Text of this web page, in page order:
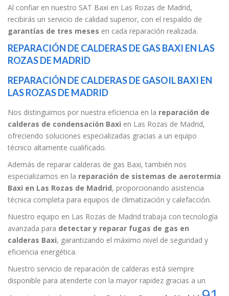
Al confiar en nuestro SAT Baxi en Las Rozas de Madrid,
recibirás un servicio de calidad superior, con el respaldo de
garantías de tres meses en cada reparación realizada.
REPARACIÓN DE CALDERAS DE GAS BAXI EN LAS
ROZAS DE MADRID
REPARACIÓN DE CALDERAS DE GASOIL BAXI EN
LAS ROZAS DE MADRID
Nos distinguimos por nuestra eficiencia en la reparación de
calderas de condensación Baxi en Las Rozas de Madrid,
ofreciendo soluciones especializadas gracias a un equipo
técnico altamente cualificado.
Además de reparar calderas de gas Baxi, también nos
especializamos en la reparación de sistemas de aerotermia
Baxi en Las Rozas de Madrid, proporcionando asistencia
técnica completa para equipos de climatización y calefacción.
Nuestro equipo en Las Rozas de Madrid trabaja con tecnología
avanzada para detectar y reparar fugas de gas en
calderas Baxi, garantizando el máximo nivel de seguridad y
eficiencia energética.
Nuestro servicio de reparación de calderas está siempre
disponible para atenderte con la mayor rapidez gracias a un